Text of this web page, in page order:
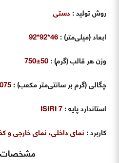
روش تولید:دستی
ابعاد (میلی‌متر) :46*92*92
وزن هر قالب (گرم):
50±750
چگالی (گرم بر سانتی‌متر مکعب):
استاندارد پایه:
ISIRI7
کاربرد:نمای داخلی، نمای خارجی و